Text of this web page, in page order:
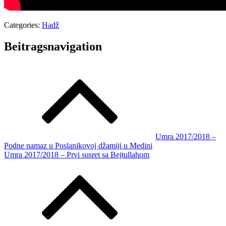
Categories: Hadž
Beitragsnavigation
Umra 2017/2018 –
Podne namaz u Poslanikovoj džamiji u Medini
Umra 2017/2018 – Prvi susret sa Bejtullahom